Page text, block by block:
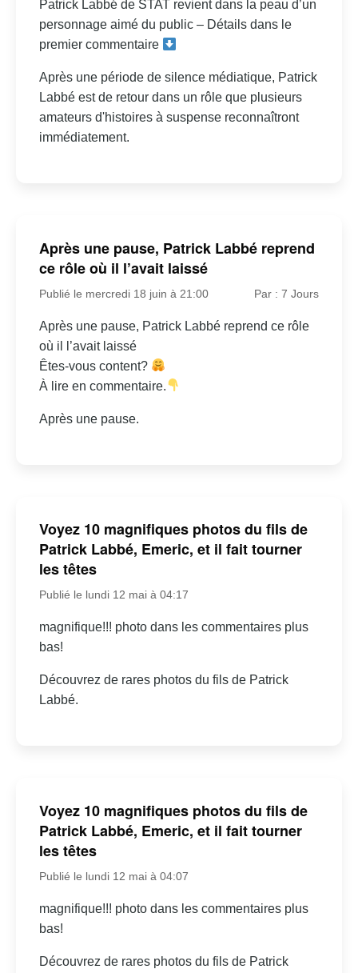
Patrick Labbé de STAT revient dans la peau d’un
personnage aimé du public – Détails dans le
premier commentaire
Après une période de silence médiatique, Patrick
Labbé est de retour dans un rôle que plusieurs
amateurs d'histoires à suspense reconnaîtront
immédiatement.
Après une pause, Patrick Labbé reprend
ce rôle où il l’avait laissé
Publié le mercredi 18 juin à 21:00 Par : 7 Jours
Après une pause, Patrick Labbé reprend ce rôle
où il l’avait laissé
Êtes-vous content?
À lire en commentaire.
Après une pause.
Voyez 10 magnifiques photos du fils de
Patrick Labbé, Emeric, et il fait tourner
les têtes
Publié le lundi 12 mai à 04:17
magnifique!!! photo dans les commentaires plus
bas!
Découvrez de rares photos du fils de Patrick
Labbé.
Voyez 10 magnifiques photos du fils de
Patrick Labbé, Emeric, et il fait tourner
les têtes
Publié le lundi 12 mai à 04:07
magnifique!!! photo dans les commentaires plus
bas!
Découvrez de rares photos du fils de Patrick